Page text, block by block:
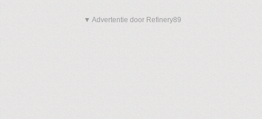
▼ Advertentie door Refinery89